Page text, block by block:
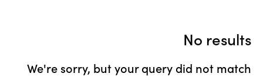
No results
We're sorry, but your query did not match